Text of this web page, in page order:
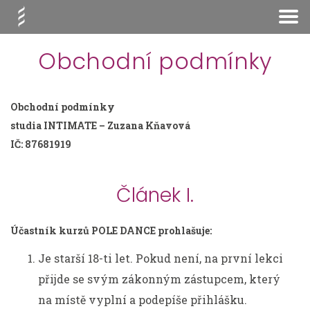
Obchodní podmínky
Obchodní podmínky
studia INTIMATE – Zuzana Kňavová
IČ: 87681919
Článek I.
Účastník kurzů POLE DANCE prohlašuje:
Je starší 18-ti let. Pokud není, na první lekci
přijde se svým zákonným zástupcem, který
na místě vyplní a podepíše přihlášku.